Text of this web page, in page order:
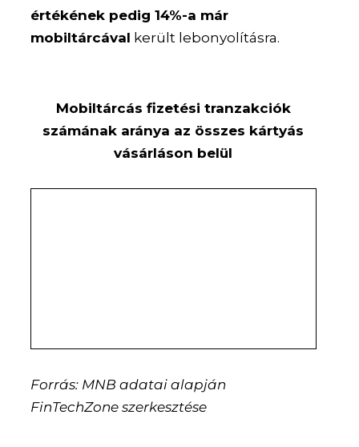
értékének pedig 14%-a már
mobiltárcával került lebonyolításra.
Mobiltárcás fizetési tranzakciók
számának aránya az összes kártyás
vásárláson belül
Forrás: MNB adatai alapján
FinTechZone szerkesztése